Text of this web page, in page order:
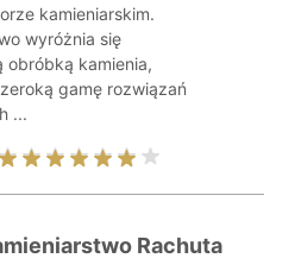
kamieniarskim.
wyróżnia się
obróbką kamienia,
gamę rozwiązań
...
Rachuta